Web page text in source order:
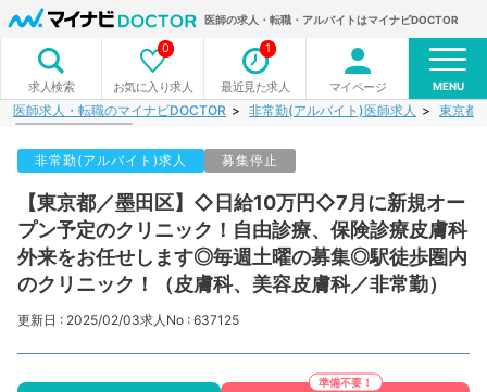
医師の求人・転職・アルバイトはマイナビDOCTOR
求人検索 お気に入り求人
0
最近見た求人
1
マイページ MENU
医師求人・転職のマイナビDOCTOR 非常勤(アルバイト)医師求人 東京都
非常勤(アルバイト)求人 募集停止
【東京都／墨田区】◇日給10万円◇7月に新規オー
プン予定のクリニック！自由診療、保険診療皮膚科
外来をお任せします◎毎週土曜の募集◎駅徒歩圏内
のクリニック！（皮膚科、美容皮膚科／非常勤）
更新日 : 2025/02/03求人No : 637125